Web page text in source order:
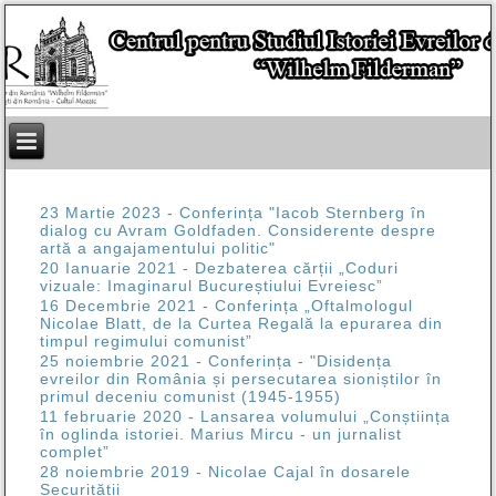
23 Martie 2023 - Conferința "Iacob Sternberg în
dialog cu Avram Goldfaden. Considerente despre
artă a angajamentului politic"
20 Ianuarie 2021 - Dezbaterea cărții „Coduri
vizuale: Imaginarul Bucureștiului Evreiesc”
16 Decembrie 2021 - Conferința „Oftalmologul
Nicolae Blatt, de la Curtea Regală la epurarea din
timpul regimului comunist”
25 noiembrie 2021 - Conferința - "Disidența
evreilor din România și persecutarea sioniștilor în
primul deceniu comunist (1945-1955)
11 februarie 2020 - Lansarea volumului „Conștiința
în oglinda istoriei. Marius Mircu - un jurnalist
complet”
28 noiembrie 2019 - Nicolae Cajal în dosarele
Securității